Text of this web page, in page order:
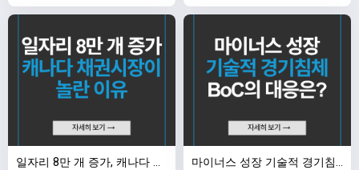
일자리 8만 개 증가, 캐나다 채
마이너스 성장 기술적 경기침